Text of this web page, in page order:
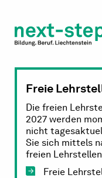
Beratung &
Freie
Die freien
2027 werden
nicht
Sie sich mittels
freien
Freie